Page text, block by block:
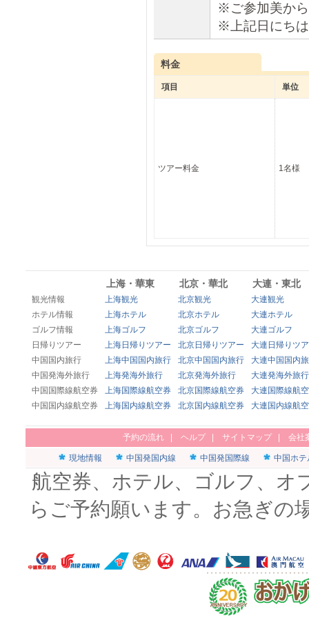
※ご参加美か
※上記日にち
料金
項目 単位
ツアー料金 1名様
上海・華東 北京・華北 大連・東北
観光情報 上海観光 北京観光
大連観光
ホテル情報
上海ホテル 北京ホテル
大連ホテル
ゴルフ情報
上海ゴルフ 北京ゴルフ
大連ゴルフ
日帰りツアー
上海日帰りツアー 北京日帰りツアー
大連日帰りツ
中国国内旅行
上海中国国内旅行 北京中国国内旅行
大連中国国内
中国発海外旅行
上海発海外旅行 北京発海外旅行
大連発海外旅行
中国国際線航空券
上海国際線航空券 北京国際線航空券
大連国際線航
中国国内線航空券
上海国内線航空券 北京国内線航空券 大連国内線航
予約の流れ ヘルプ サイトマップ 会社
現地情報 中国発国内線 中国発国際線 中国ホテ
航空券、ホテル、ゴルフ、オ
らご予約願います。お急ぎの